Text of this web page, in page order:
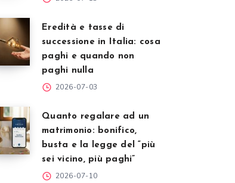
Eredità e tasse di
successione in Italia: cosa
paghi e quando non
paghi nulla
2026-07-03
Quanto regalare ad un
matrimonio: bonifico,
busta e la legge del “più
sei vicino, più paghi”
2026-07-10